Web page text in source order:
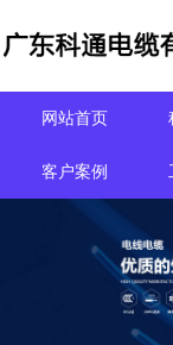
网站首页
客户案例